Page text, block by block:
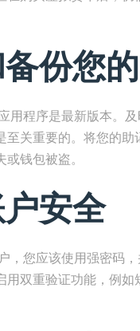
份您
用程序是最新版本。
至关重要的。将您的
钱包被盗。
安全
，您应该使用强密码
用双重验证功能，例